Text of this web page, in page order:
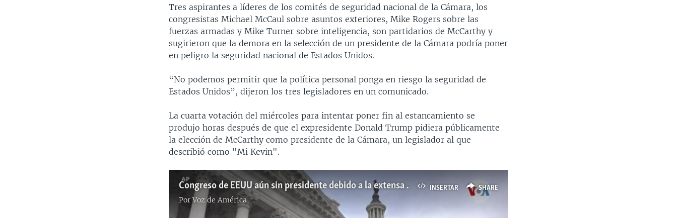
Tres aspirantes a líderes de los comités de seguridad nacional de la Cámara, los
congresistas Michael McCaul sobre asuntos exteriores, Mike Rogers sobre las
fuerzas armadas y Mike Turner sobre inteligencia, son partidarios de McCarthy y
sugirieron que la demora en la selección de un presidente de la Cámara podría poner
en peligro la seguridad nacional de Estados Unidos.
“No podemos permitir que la política personal ponga en riesgo la seguridad de
Estados Unidos”, dijeron los tres legisladores en un comunicado.
La cuarta votación del miércoles para intentar poner fin al estancamiento se
produjo horas después de que el expresidente Donald Trump pidiera públicamente
la elección de McCarthy como presidente de la Cámara, un legislador al que
describió como "Mi Kevin".
INSERTAR SHARE
Congreso de EEUU aún sin presidente debido a la extensa lucha entre Republicanos
PorVoz de América